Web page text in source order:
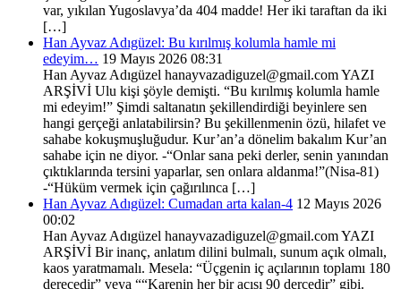
var, yıkılan Yugoslavya’da 404 madde! Her iki taraftan da iki
[…]
Han Ayvaz Adıgüzel: Bu kırılmış kolumla hamle mi
edeyim… 19 Mayıs 2026 08:31
Han Ayvaz Adıgüzel hanayvazadiguzel@gmail.com YAZI
ARŞİVİ Ulu kişi şöyle demişti. “Bu kırılmış kolumla hamle
mi edeyim!” Şimdi saltanatın şekillendirdiği beyinlere sen
hangi gerçeği anlatabilirsin? Bu şekillenmenin özü, hilafet ve
sahabe kokuşmuşluğudur. Kur’an’a dönelim bakalım Kur’an
sahabe için ne diyor. -“Onlar sana peki derler, senin yanından
çıktıklarında tersini yaparlar, sen onlara aldanma!”(Nisa-81)
-“Hüküm vermek için çağırılınca […]
Han Ayvaz Adıgüzel: Cumadan arta kalan-4 12 Mayıs 2026
00:02
Han Ayvaz Adıgüzel hanayvazadiguzel@gmail.com YAZI
ARŞİVİ Bir inanç, anlatım dilini bulmalı, sunum açık olmalı,
kaos yaratmamalı. Mesela: “Üçgenin iç açılarının toplamı 180
derecedir” veya ““Karenin her bir açısı 90 dercedir” gibi.